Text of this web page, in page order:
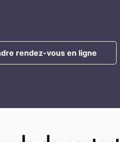
rendez-vous en ligne